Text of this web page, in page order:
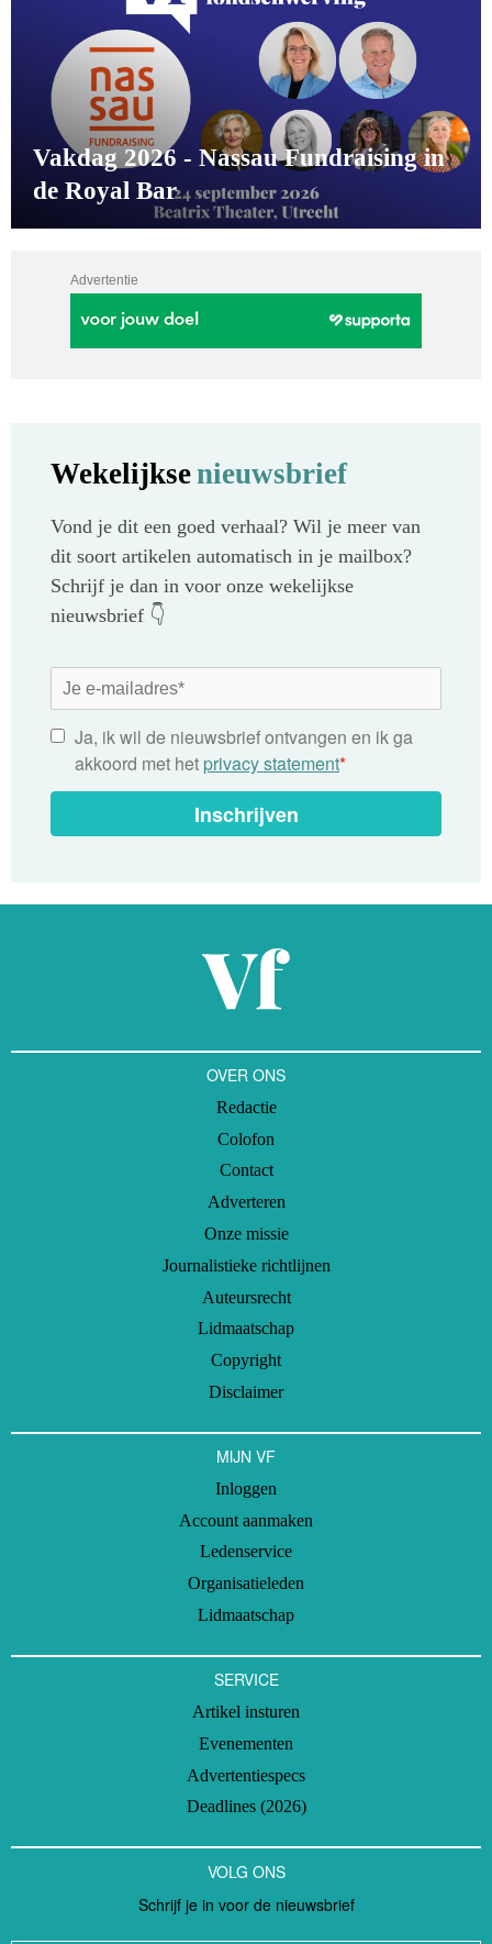
Vakdag 2026 - Nassau Fundraising in
de Royal Bar
Advertentie
Wekelijksenieuwsbrief
Vond je dit een goed verhaal? Wil je meer van
dit soort artikelen automatisch in je mailbox?
Schrijf je dan in voor onze wekelijkse
nieuwsbrief 👇
Ja, ik wil de nieuwsbrief ontvangen en ik ga
akkoord met het privacy statement*
Inschrijven
OVER ONS
Redactie
Colofon
Contact
Adverteren
Onze missie
Journalistieke richtlijnen
Auteursrecht
Lidmaatschap
Copyright
Disclaimer
MIJN VF
Inloggen
Account aanmaken
Ledenservice
Organisatieleden
Lidmaatschap
SERVICE
Artikel insturen
Evenementen
Advertentiespecs
Deadlines (2026)
VOLG ONS
Schrijf je in voor de nieuwsbrief